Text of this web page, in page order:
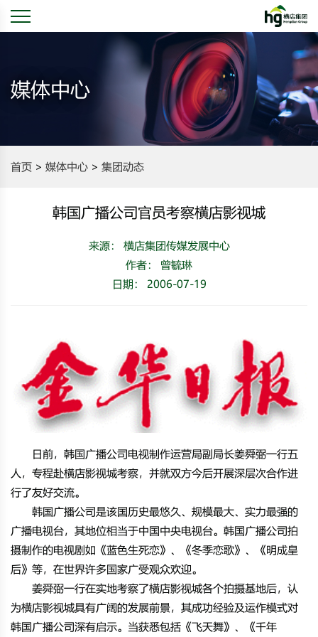
媒体中心
首页 媒体中心 集团动态
韩国广播公司官员考察横店影视城
来源： 横店集团传媒发展中心
作者： 曾毓琳
日期： 2006-07-19
日前，韩国广播公司电视制作运营局副局长姜舜弼一行五
人，专程赴横店影视城考察，并就双方今后开展深层次合作进
行了友好交流。
韩国广播公司是该国历史最悠久、规模最大、实力最强的
广播电视台，其地位相当于中国中央电视台。韩国广播公司拍
摄制作的电视剧如《蓝色生死恋》、《冬季恋歌》、《明成皇
后》等，在世界许多国家广受观众欢迎。
姜舜弼一行在实地考察了横店影视城各个拍摄基地后，认
为横店影视城具有广阔的发展前景，其成功经验及运作模式对
韩国广播公司深有启示。当获悉包括《飞天舞》、《千年